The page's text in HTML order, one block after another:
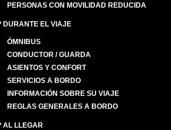
PERSONAS CON MOVILIDAD REDUCIDA
DURANTE EL VIAJE
ÓMNIBUS
CONDUCTOR / GUARDA
ASIENTOS Y CONFORT
SERVICIOS A BORDO
INFORMACIÓN SOBRE SU VIAJE
REGLAS GENERALES A BORDO
AL LLEGAR